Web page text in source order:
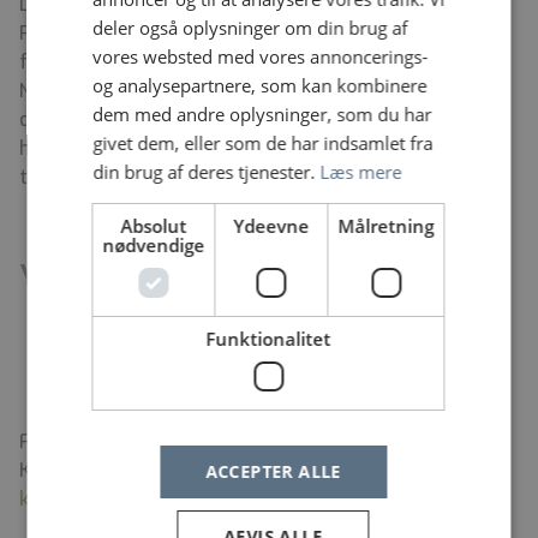
Psykiatrisk Center København. For psykologerne er de
fx psykologgruppen under ledelse af chefpsykolog
Neringa Aasdal og må i mindre omfang, deltage i
opgaveløsning på Psykiatrisk Center København som
helhed (f.eks. supervision, krisesamtaler eller
testpsykologiske undersøgelser).
Yderligere oplysninger
Ledende specialpsykolog, Shamaiela Anwar:
shamaiela.anwar@regionh.dk
Teamkoordinator, Tina Nordentoft Nielsen:
tina.nordentoft.nielsen@regionh.dk
Find flere informationer om Psykiatrisk Center
København på vores hjemmesidewww.psykiatri-
kobenhavn.dk
deler også oplysninger om din brug af
vores websted med vores annoncerings-
og analysepartnere, som kan kombinere
dem med andre oplysninger, som du har
givet dem, eller som de har indsamlet fra
din brug af deres tjenester. Læs mere
Absolut
nødvendige
Ydeevne Målretning
Funktionalitet
ACCEPTER ALLE